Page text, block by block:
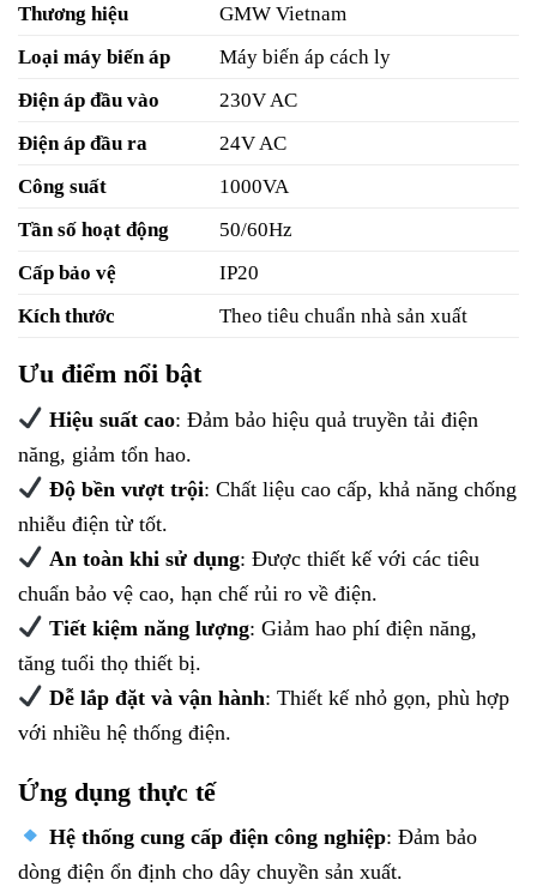
Thương hiệu
GMW Vietnam
Loại máy biến áp
Máy biến áp cách ly
Điện áp đầu vào
230V AC
Điện áp đầu ra
24V AC
Công suất
1000VA
Tần số hoạt động
50/60Hz
Cấp bảo vệ
IP20
Kích thước
Theo tiêu chuẩn nhà sản xuất
Ưu điểm nổi bật
Hiệu suất cao: Đảm bảo hiệu quả truyền tải điện
năng, giảm tổn hao.
Độ bền vượt trội: Chất liệu cao cấp, khả năng chống
nhiễu điện từ tốt.
An toàn khi sử dụng: Được thiết kế với các tiêu
chuẩn bảo vệ cao, hạn chế rủi ro về điện.
Tiết kiệm năng lượng: Giảm hao phí điện năng,
tăng tuổi thọ thiết bị.
Dễ lắp đặt và vận hành: Thiết kế nhỏ gọn, phù hợp
với nhiều hệ thống điện.
Ứng dụng thực tế
Hệ thống cung cấp điện công nghiệp: Đảm bảo
dòng điện ổn định cho dây chuyền sản xuất.